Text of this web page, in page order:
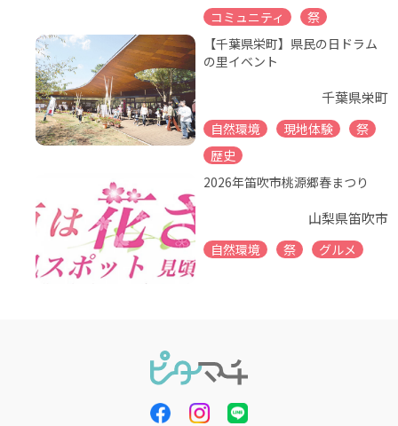
コミュニティ
祭
【千葉県栄町】県民の日ドラム
の里イベント
千葉県栄町
自然環境 現地体験
祭
歴史
2026年笛吹市桃源郷春まつり
山梨県笛吹市
自然環境 祭 グルメ